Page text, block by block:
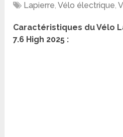
Lapierre,Vélo électrique,
Caractéristiques du Vélo
7.6 High 2025 :